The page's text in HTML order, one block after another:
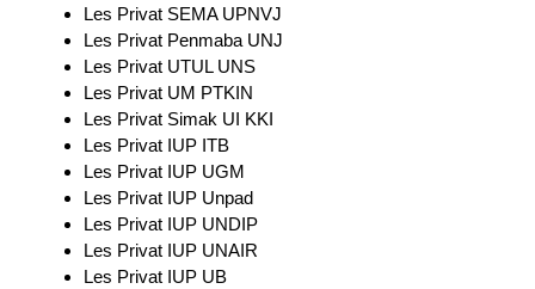
Les Privat SEMA UPNVJ
Les Privat Penmaba UNJ
Les Privat UTUL UNS
Les Privat UM PTKIN
Les Privat Simak UI KKI
Les Privat IUP ITB
Les Privat IUP UGM
Les Privat IUP Unpad
Les Privat IUP UNDIP
Les Privat IUP UNAIR
Les Privat IUP UB